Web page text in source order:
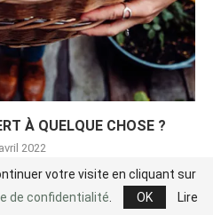
À QUELQUE CHOSE ?
2022
votre visite en cliquant sur
de confidentialité OK Lire